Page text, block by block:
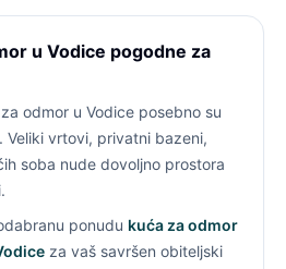
u Vodice pogodne za
odmor u Vodice posebno su
Veliki vrtovi, privatni bazeni,
soba nude dovoljno prostora
ponudu kuća za odmor
za vaš savršen obiteljski